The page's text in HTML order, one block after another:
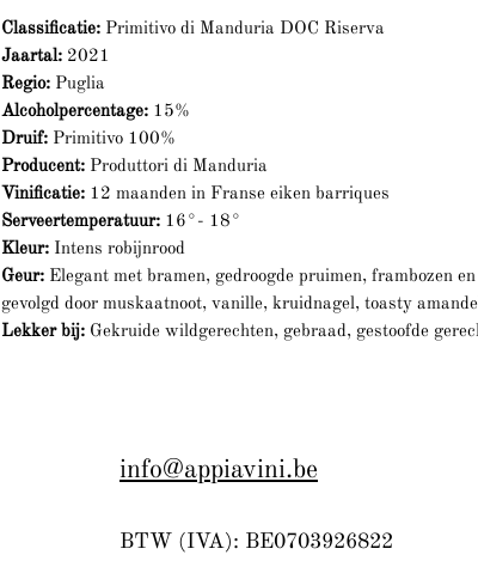
Classificatie: Primitivo di Manduria DOC Riserva
Jaartal: 2021
Regio: Puglia
Alcoholpercentage: 15%
Druif: Primitivo 100%
Producent: Produttori di Manduria
Vinificatie: 12 maanden in Franse eiken barriques
Serveertemperatuur: 16°- 18°
Kleur: Intens robijnrood
Geur: Elegant met bramen, gedroogde pruimen, frambozen en
gevolgd door muskaatnoot, vanille, kruidnagel, toasty
Lekker bij: Gekruide wildgerechten, gebraad, gestoofde
info@appiavini.be
BTW (IVA): BE0703926822